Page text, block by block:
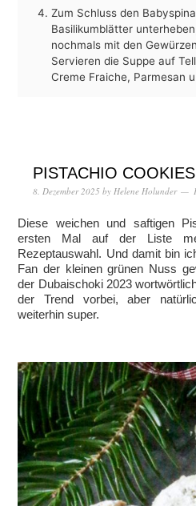
Zum Schluss den
Basilikumblätter
nochmals mit den
Servieren die Suppe auf
Creme Fraiche, Parmesan
PISTACHIO COOKIES
8. Dezember 2025 by Helene Holunder
Diese weichen und saftigen
ersten Mal auf der Liste
Rezeptauswahl. Und damit bin
Fan der kleinen grünen Nuss
der Dubaischoki 2023
der Trend vorbei, aber
weiterhin super.